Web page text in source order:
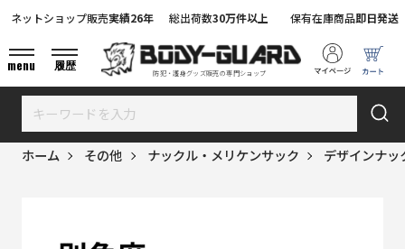
防犯・護身グッズ販売の専門ショップ
ネットショップ販売実績26年 総出荷数30万件以上 保有在庫商品即日発送
menu 履歴
ホーム その他 ナックル・メリケンサック デザインナッ